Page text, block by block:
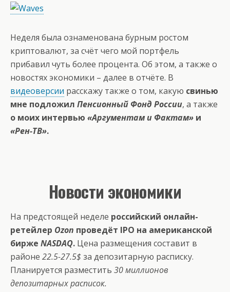
Неделя была ознаменована бурным ростом
криптовалют, за счёт чего мой портфель
прибавил чуть более процента. Об этом, а также о
новостях экономики – далее в отчёте. В
видеоверсии расскажу также о том, какую свинью
мне подложил Пенсионный Фонд России, а также
о моих интервью «Аргументам и Фактам» и
«Рен-ТВ».
Новости экономики
На предстоящей неделе российский онлайн-
ретейлер Ozon проведёт IPO на американской
бирже NASDAQ. Цена размещения составит в
районе 22.5-27.5$за депозитарную расписку.
Планируется разместить 30 миллионов
депозитарных расписок.